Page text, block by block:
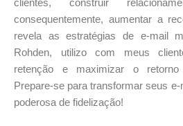
clientes, construir
consequentemente, aumentar a
revela as estratégias de e-mail
Rohden, utilizo com meus
retenção e maximizar o
Prepare-se para transformar seus
poderosa de fidelização!